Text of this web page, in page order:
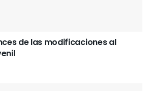
de las modificaciones al